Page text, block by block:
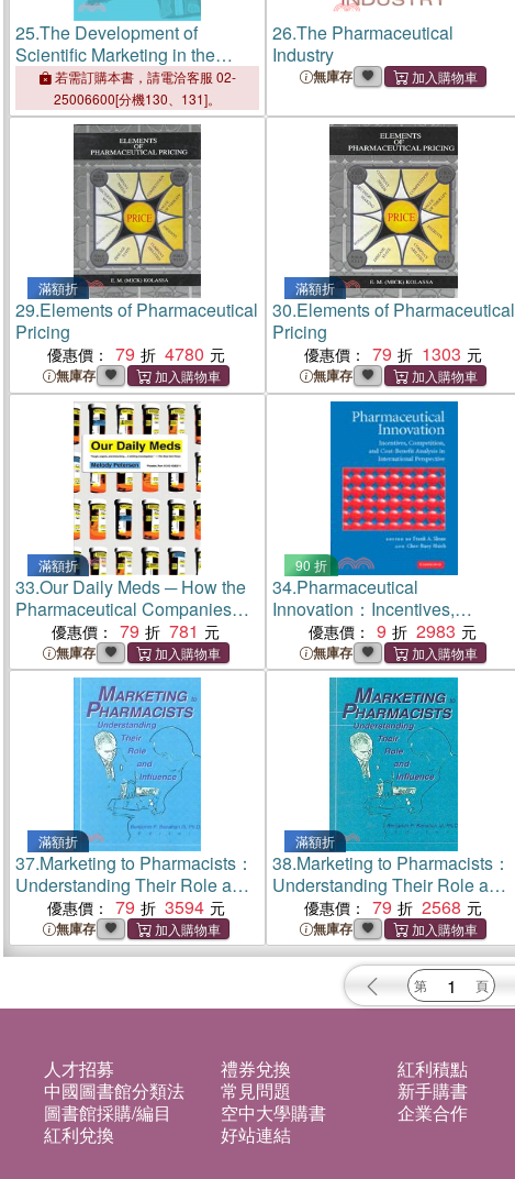
25.The Development of
Scientific Marketing in the
Twentieth Century ─ Research
for Sales in the Pharmaceutical
Industry
若需訂購本書，請電洽客服 02-
25006600[分機130、131]。
26.The Pharmaceutical
Industry
無庫存
滿額折
29.Elements of Pharmaceutical
Pricing
優惠價： 79 4780
無庫存
滿額折
30.Elements of Pharmaceutical
Pricing
優惠價： 79 1303
無庫存
滿額折
33.Our Daily Meds ─ How the
Pharmaceutical Companies
Transformed Themselves into
Slick Marketing Machines and
Hooked the Nation on
Prescription Drugs
優惠價： 79 781
無庫存
90 折
34.Pharmaceutical
Innovation：Incentives,
Competition, and Cost-Benefit
Analysis in International
Perspective
優惠價： 9 2983
無庫存
滿額折
37.Marketing to Pharmacists：
Understanding Their Role and
Influence
優惠價： 79 3594
無庫存
滿額折
38.Marketing to Pharmacists：
Understanding Their Role and
Influence
優惠價： 79 2568
無庫存
人才招募 禮券兌換
紅利積點
中國圖書館分類法 常見問題
新手購書
圖書館採購/編目 空中大學購書
企業合作
紅利兌換 好站連結